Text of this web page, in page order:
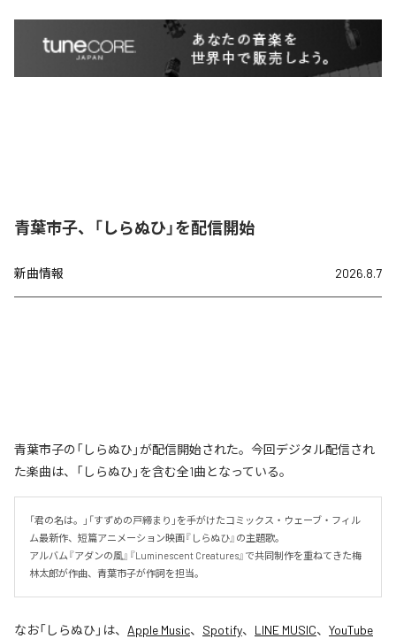
青葉市子、「しらぬひ」を配信開始
新曲情報 2026.8.7
青葉市子の「しらぬひ」が配信開始された。今回デジタル配信され
た楽曲は、「しらぬひ」を含む全1曲となっている。
「君の名は。」「すずめの戸締まり」を手がけたコミックス・ウェーブ・フィル
ム最新作、短篇アニメーション映画『しらぬひ』の主題歌。
アルバム『アダンの風』『Luminescent Creatures』で共同制作を重ねてきた梅
林太郎が作曲、青葉市子が作詞を担当。
なお「しらぬひ 」は、 Apple Music、 Spotify、 LINE MUSIC、 YouTube